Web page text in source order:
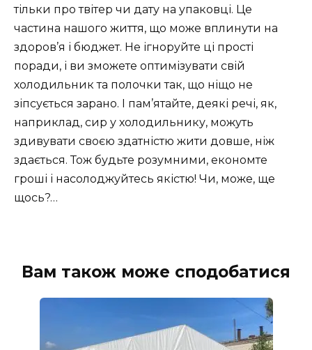
тільки про твітер чи дату на упаковці. Це
частина нашого життя, що може вплинути на
здоров’я і бюджет. Не ігноруйте ці прості
поради, і ви зможете оптимізувати свій
холодильник та полочки так, що ніщо не
зіпсується зарано. І пам’ятайте, деякі речі, як,
наприклад, сир у холодильнику, можуть
здивувати своєю здатністю жити довше, ніж
здається. Тож будьте розумними, економте
гроші і насолоджуйтесь якістю! Чи, може, ще
щось?…
Вам також може сподобатися